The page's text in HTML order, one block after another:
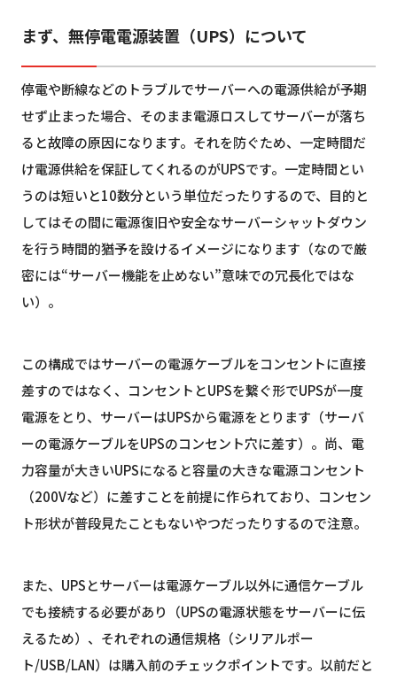
まず、無停電電源装置（UPS）について
停電や断線などのトラブルでサーバーへの電源供給が予期
せず止まった場合、そのまま電源ロスしてサーバーが落ち
ると故障の原因になります。それを防ぐため、一定時間だ
け電源供給を保証してくれるのがUPSです。一定時間とい
うのは短いと10数分という単位だったりするので、目的と
してはその間に電源復旧や安全なサーバーシャットダウン
を行う時間的猶予を設けるイメージになります（なので厳
密には“サーバー機能を止めない”意味での冗長化ではな
い）。
この構成ではサーバーの電源ケーブルをコンセントに直接
差すのではなく、コンセントとUPSを繋ぐ形でUPSが一度
電源をとり、サーバーはUPSから電源をとります（サーバ
ーの電源ケーブルをUPSのコンセント穴に差す）。尚、電
力容量が大きいUPSになると容量の大きな電源コンセント
（200Vなど）に差すことを前提に作られており、コンセン
ト形状が普段見たこともないやつだったりするので注意。
また、UPSとサーバーは電源ケーブル以外に通信ケーブル
でも接続する必要があり（UPSの電源状態をサーバーに伝
えるため）、それぞれの通信規格（シリアルポー
ト/USB/LAN）は購入前のチェックポイントです。以前だと